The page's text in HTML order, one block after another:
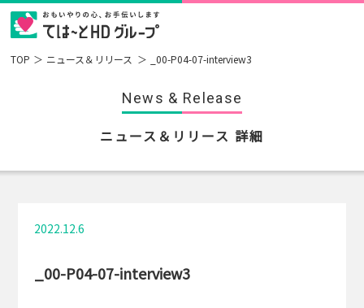
TOP ニュース＆リリース _00-P04-07-interview3
News & Release
ニュース＆リリース 詳細
2022.12.6
_00-P04-07-interview3